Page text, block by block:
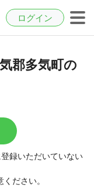
ログイン
郡多気町の
録いただいていない
ださい。